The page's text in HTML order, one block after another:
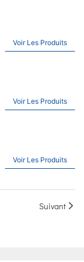
Voir Les Produits
Voir Les Produits
Voir Les Produits
Suivant